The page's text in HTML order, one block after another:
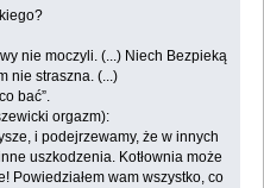
nie moczyli. (...) Niech Bezpieką
nie straszna. (...)‎
bać”.‎
orgazm):‎
i podejrzewamy, że w innych
uszkodzenia. Kotłownia może
‎Powiedziałem wam wszystko, co